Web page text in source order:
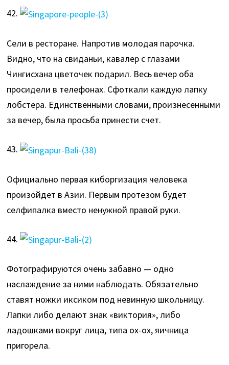
42.
Сели в ресторане. Напротив молодая парочка.
Видно, что на свиданьи, кавалер с глазами
Чингисхана цветочек подарил. Весь вечер оба
просидели в телефонах. Сфоткали каждую лапку
лобстера. Единственными словами, произнесенными
за вечер, была просьба принести счет.
43.
Официально первая киборгизация человека
произойдет в Азии. Первым протезом будет
селфипалка вместо ненужной правой руки.
44.
Фотографируются очень забавно — одно
наслаждение за ними наблюдать. Обязательно
ставят ножки иксиком под невинную школьницу.
Лапки либо делают знак «виктория», либо
ладошками вокруг лица, типа ох-ох, яичница
пригорела.